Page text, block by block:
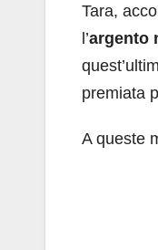
Tara,
l’argento
premiata
A queste